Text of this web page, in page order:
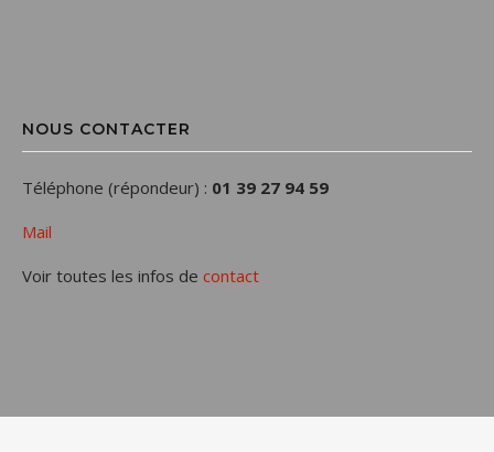
NOUS CONTACTER
Téléphone (répondeur) : 01 39 27 94 59
Mail
Voir toutes les infos de contact